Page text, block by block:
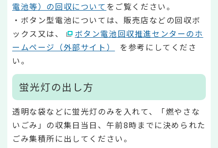
電池等）の回収について をご覧ください。
・ボタン型電池については、販売店などの回収ボ
ックス又は、
ボタン電池回収推進センターのホ
ームページ（外部サイト）
を参考にしてくださ
い。
蛍光灯の出し方
透明な袋などに蛍光灯のみを入れて、「燃やさな
いごみ」の収集日当日、午前8時までに決められた
ごみ集積所に出してください。